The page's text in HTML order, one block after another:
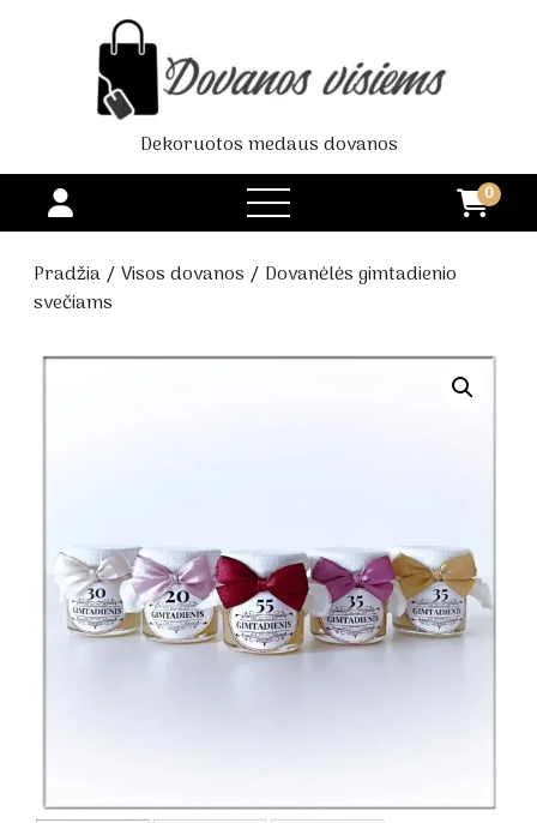
Dekoruotos medaus dovanos
open
menu
0
Pradžia/Visos dovanos / Dovanėlės gimtadienio
svečiams